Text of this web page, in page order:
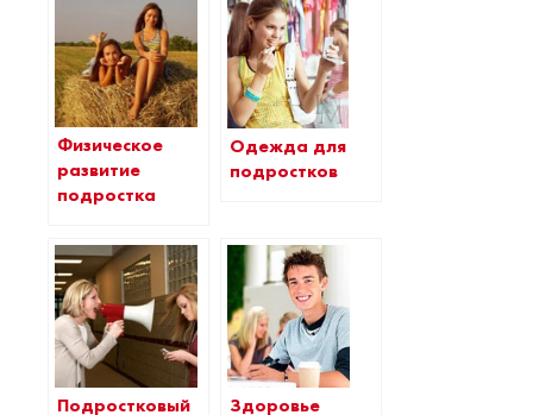
Физическое
развитие
подростка
Одежда для
подростков
Подростковый Здоровье